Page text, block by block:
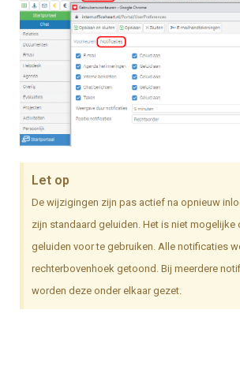
Let op
De wijzigingen zijn pas actief na opnieuw
zijn standaard geluiden. Het is niet mogelijke
geluiden voor te gebruiken. Alle notificaties
rechterbovenhoek getoond. Bij meerdere
worden deze onder elkaar gezet.